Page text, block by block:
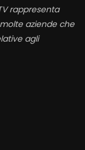
rappresenta
aziende che
agli